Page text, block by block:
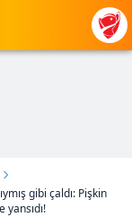
gibi çaldı: Pişkin
yansıdı!